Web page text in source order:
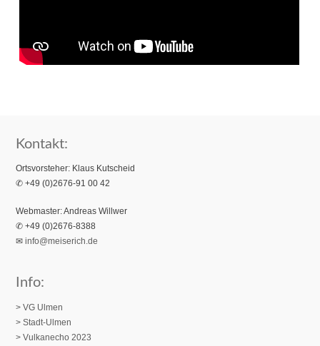
Kontakt:
Ortsvorsteher: Klaus Kutscheid
✆ +49 (0)2676-91 00 42
Webmaster: Andreas Willwer
✆ +49 (0)2676-8388
✉info@meiserich.de
Info:
> VG Ulmen
> Stadt-Ulmen
> Vulkanecho 2023